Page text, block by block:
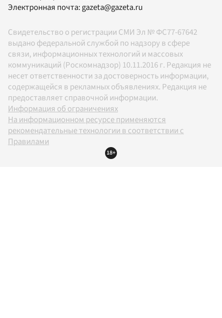
Электронная почта: gazeta@gazeta.ru
Свидетельство о регистрации СМИ Эл № ФС77-67642
выдано федеральной службой по надзору в сфере
связи, информационных технологий и массовых
коммуникаций (Роскомнадзор) 10.11.2016 г. Редакция не
несет ответственности за достоверность информации,
содержащейся в рекламных объявлениях. Редакция не
предоставляет справочной информации.
Информация об ограничениях
На информационном ресурсе применяются
рекомендательные технологии в соответствии с
Правилами
18+